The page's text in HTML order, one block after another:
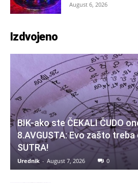
August 6, 2026
Izdvojeno
BIK-ako ste ČEKALI ČUDO
8.AVGUSTA: Evo zašto
SUTRA!
Urednik - August 7, 2026 0